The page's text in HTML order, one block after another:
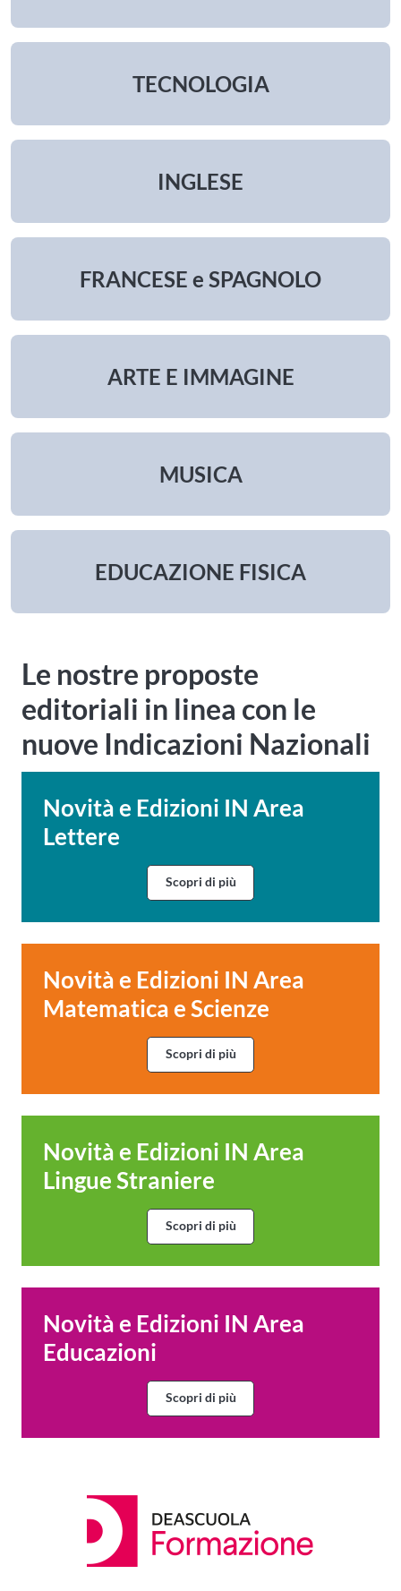
TECNOLOGIA
INGLESE
FRANCESE e SPAGNOLO
ARTE E IMMAGINE
MUSICA
EDUCAZIONE FISICA
Le nostre proposte
editoriali in linea con le
nuove Indicazioni Nazionali
Novità e Edizioni IN Area
Lettere
Scopri di più
Novità e Edizioni IN Area
Matematica e Scienze
Scopri di più
Novità e Edizioni IN Area
Lingue Straniere
Scopri di più
Novità e Edizioni IN Area
Educazioni
Scopri di più